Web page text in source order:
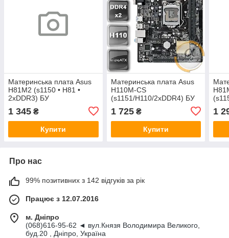
Материнська плата Asus
H81M2 (s1150 • H81 •
2xDDR3) БУ
1 345 ₴
Купити
Материнська плата Asus
H110M-CS
(s1151/H110/2xDDR4) БУ
1 725₴
Купити
1
Про нас
99% позитивних з 142 відгуків за рік
Працює з 12.07.2016
м. Дніпро
(068)616-95-62 ◄ вул.Князя Володимира Великого,
буд.20 , Дніпро, Україна